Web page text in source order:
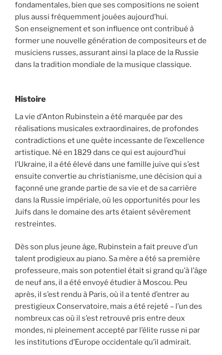
fondamentales, bien que ses compositions ne soient
plus aussi fréquemment jouées aujourd’hui.
Son enseignement et son influence ont contribué à
former une nouvelle génération de compositeurs et de
musiciens russes, assurant ainsi la place de la Russie
dans la tradition mondiale de la musique classique.
Histoire
La vie d’Anton Rubinstein a été marquée par des
réalisations musicales extraordinaires, de profondes
contradictions et une quête incessante de l’excellence
artistique. Né en 1829 dans ce qui est aujourd’hui
l’Ukraine, il a été élevé dans une famille juive qui s’est
ensuite convertie au christianisme, une décision qui a
façonné une grande partie de sa vie et de sa carrière
dans la Russie impériale, où les opportunités pour les
Juifs dans le domaine des arts étaient sévèrement
restreintes.
Dès son plus jeune âge, Rubinstein a fait preuve d’un
talent prodigieux au piano. Sa mère a été sa première
professeure, mais son potentiel était si grand qu’à l’âge
de neuf ans, il a été envoyé étudier à Moscou. Peu
après, il s’est rendu à Paris, où il a tenté d’entrer au
prestigieux Conservatoire, mais a été rejeté – l’un des
nombreux cas où il s’est retrouvé pris entre deux
mondes, ni pleinement accepté par l’élite russe ni par
les institutions d’Europe occidentale qu’il admirait.